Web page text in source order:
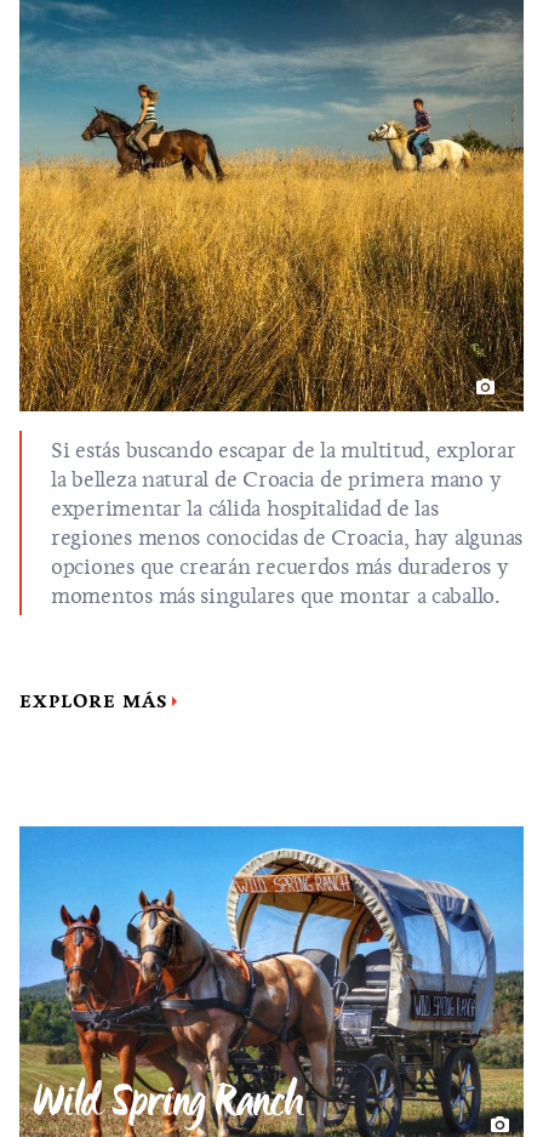
Si estás buscando escapar de la multitud, explorar
la belleza natural de Croacia de primera mano y
experimentar la cálida hospitalidad de las
regiones menos conocidas de Croacia, hay algunas
opciones que crearán recuerdos más duraderos y
momentos más singulares que montar a caballo.
EXPLORE MÁS
Wild Spring Ranch